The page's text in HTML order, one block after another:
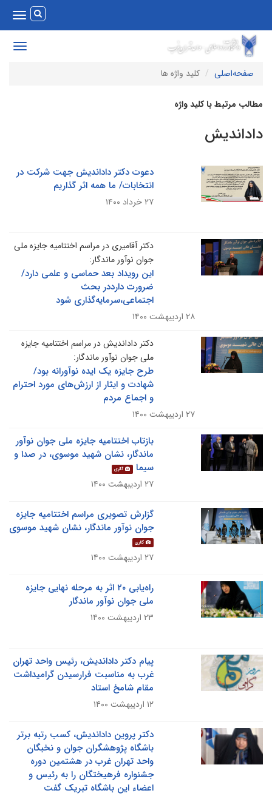
Toggle
Toggle
صفحه‌اصلی
کلید واژه ها
مرتبط با کلید واژه
دعوت دکتر داداندیش جهت شرکت در
انتخابات/ ما همه اثر گذاریم
دکتر آقامیری در مراسم اختتامیه جایزه ملی
جوان نوآور ماندگار:
این رویداد بعد حماسی و علمی دارد/
ضرورت دارددر بحث
اجتماعی،سرمایه‌گذاری شود
دکتر داداندیش در مراسم اختتامیه جایزه
ملی جوان نوآور ماندگار:
طرح جایزه یک ایده نوآورانه بود/
شهادت و ایثار از ارزش‌های مورد احترام
و اجماع مردم
بازتاب اختتامیه جایزه ملی جوان نوآور
ماندگار، نشان شهید موسوی، در صدا و
سیما
گالری
گزارش تصویری مراسم اختتامیه جایزه
جوان نوآور ماندگار، نشان شهید موسوی
گالری
راه‌یابی ۲۰ اثر به مرحله نهایی جایزه
ملی جوان نوآور ماندگار
پیام دکتر داداندیش، رئیس واحد تهران
غرب به مناسبت فرارسیدن گرامیداشت
مقام شامخ استاد
دکتر پروین داداندیش، کسب رتبه برتر
باشگاه پژوهشگران جوان و نخبگان
واحد تهران غرب در هشتمین دوره
جشنواره فرهیختگان را به رئیس و
اعضاء این باشگاه تبریک گفت